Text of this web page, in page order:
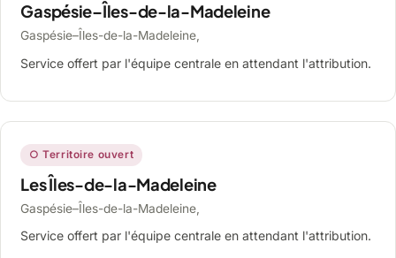
Gaspésie–Îles-de-la-Madeleine
Gaspésie–Îles-de-la-Madeleine,
Service offert par l'équipe centrale en attendant l'attribution.
○ Territoire ouvert
Les Îles-de-la-Madeleine
Gaspésie–Îles-de-la-Madeleine,
Service offert par l'équipe centrale en attendant l'attribution.